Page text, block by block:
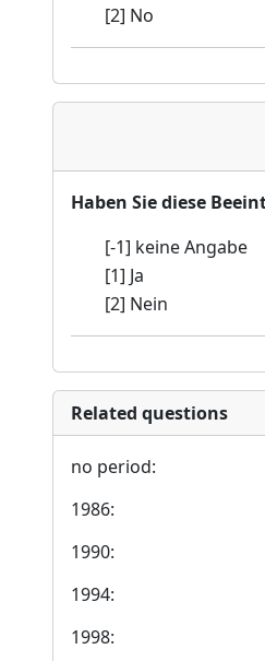
[2] No
Haben Sie diese
[-1] keine Angabe
[1] Ja
[2] Nein
Related questions
no period:
1986:
1990:
1994:
1998: